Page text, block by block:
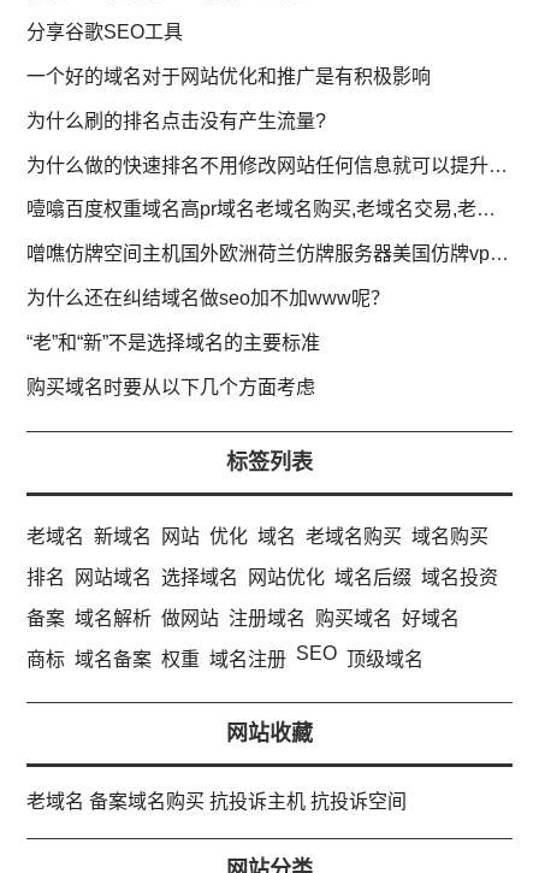
分享谷歌SEO工具
一个好的域名对于网站优化和推广是有积极影响
为什么刷的排名点击没有产生流量?
为什么做的快速排名不用修改网站任何信息就可以提升排名?
噎噏百度权重域名高pr域名老域名购买,老域名交易,老域名出售,已备案域名,百度搜狗收录域名,外链反链域名
噌噍仿牌空间主机国外欧洲荷兰仿牌服务器美国仿牌vps推荐,外贸抗投诉服务器,免投诉vps,防投诉主机空间
为什么还在纠结域名做seo加不加www呢？
“老”和“新”不是选择域名的主要标准
购买域名时要从以下几个方面考虑
标签列表
老域名 新域名 网站 优化 域名 老域名购买 域名购买
排名
网站域名 选择域名 网站优化 域名后缀 域名投资
备案 域名解析 做网站 注册域名 购买域名
好域名
商标 域名备案 权重 域名注册 SEO 顶级域名
网站收藏
老域名 备案域名购买 抗投诉主机 抗投诉空间